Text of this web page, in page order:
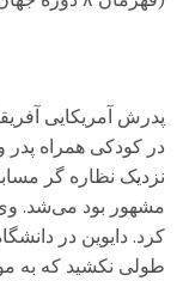
پدرش آمریکایی
در کودکی همراه
نزدیک نظاره گر
کرد. دایوین در
طولی نکشید که به